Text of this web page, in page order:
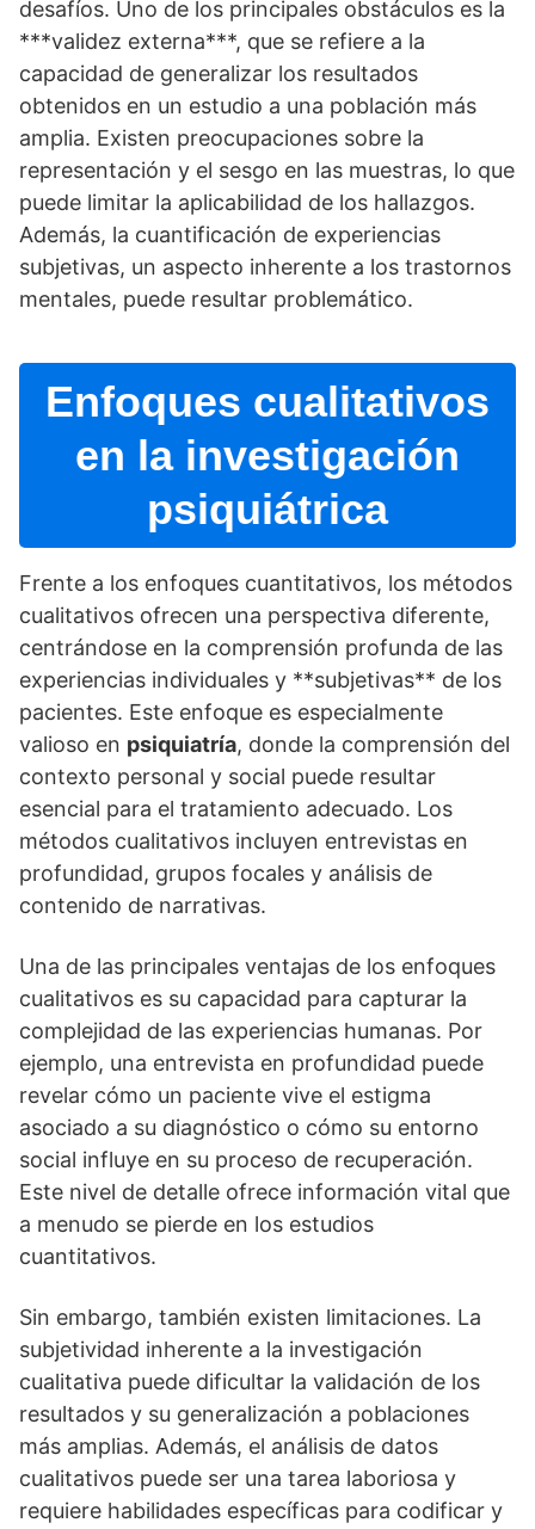
desafí­os. Uno de los principales obstáculos es la
***validez externa***, que se refiere a la
capacidad de generalizar los resultados
obtenidos en un estudio a una población más
amplia. Existen preocupaciones sobre la
representación y el sesgo en las muestras, lo que
puede limitar la aplicabilidad de los hallazgos.
Además, la cuantificación de experiencias
subjetivas, un aspecto inherente a los trastornos
mentales, puede resultar problemático.
Enfoques cualitativos
en la investigación
psiquiátrica
Frente a los enfoques cuantitativos, los métodos
cualitativos ofrecen una perspectiva diferente,
centrándose en la comprensión profunda de las
experiencias individuales y **subjetivas** de los
pacientes. Este enfoque es especialmente
valioso en psiquiatrí­a, donde la comprensión del
contexto personal y social puede resultar
esencial para el tratamiento adecuado. Los
métodos cualitativos incluyen entrevistas en
profundidad, grupos focales y análisis de
contenido de narrativas.
Una de las principales ventajas de los enfoques
cualitativos es su capacidad para capturar la
complejidad de las experiencias humanas. Por
ejemplo, una entrevista en profundidad puede
revelar cómo un paciente vive el estigma
asociado a su diagnóstico o cómo su entorno
social influye en su proceso de recuperación.
Este nivel de detalle ofrece información vital que
a menudo se pierde en los estudios
cuantitativos.
Sin embargo, también existen limitaciones. La
subjetividad inherente a la investigación
cualitativa puede dificultar la validación de los
resultados y su generalización a poblaciones
más amplias. Además, el análisis de datos
cualitativos puede ser una tarea laboriosa y
requiere habilidades especí­ficas para codificar y